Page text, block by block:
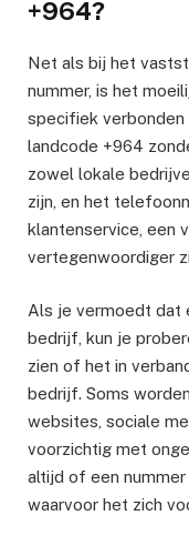
+964?
Net als bij het
nummer, is het
specifiek
landcode +964
zowel lokale
zijn, en het
klantenservice, een
vertegenwoordiger
Als je vermoedt dat
bedrijf, kun je
zien of het in
bedrijf. Soms
websites, sociale
voorzichtig met
altijd of een
waarvoor het zich